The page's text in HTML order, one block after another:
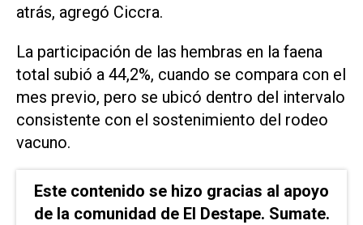
atrás, agregó Ciccra.
La participación de las hembras en la faena
total subió a 44,2%, cuando se compara con el
mes previo, pero se ubicó dentro del intervalo
consistente con el sostenimiento del rodeo
vacuno.
Este contenido se hizo gracias al apoyo
de la comunidad de El Destape. Sumate.